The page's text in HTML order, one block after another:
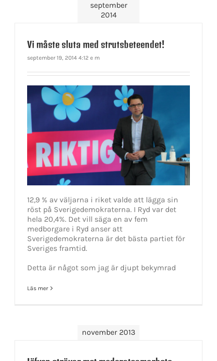
september
2014
Vi måste sluta med strutsbeteendet!
september 19, 2014 4:12 e m
12,9 % av väljarna i riket valde att lägga sin
röst på Sverigedemokraterna. I Ryd var det
hela 20,4%. Det vill säga en av fem
medborgare i Ryd anser att
Sverigedemokraterna är det bästa partiet för
Sveriges framtid.
Detta är något som jag är djupt bekymrad
Läs mer
november 2013